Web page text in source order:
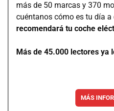
más de 50 marcas y 370
cuéntanos cómo es tu día
recomendará tu coche
Más de 45.000 lectores ya
MÁS